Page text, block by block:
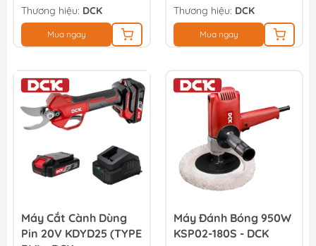
Thương hiệu: DCK
Mua ngay
Thương hiệu: DCK
Mua ngay
Máy Cắt Cành Dùng
Pin 20V KDYD25 (TYPE
Máy Đánh Bóng 950W
KSP02-180S - DCK